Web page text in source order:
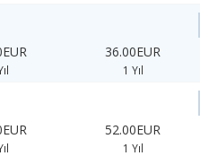
36.00EUR
1 Yıl
52.00EUR
1 Yıl